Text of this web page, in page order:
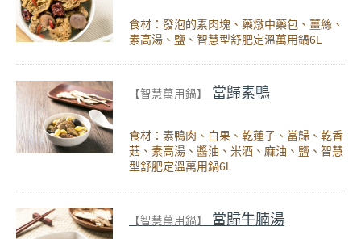
食材：發泡的素肉塊、藥燉中藥包、薑絲、
素高湯、鹽、智慧型舒肥定溫萬用鍋6L
【智慧萬用鍋】 當歸素鴨
食材：素鴨肉、白果、乾蓮子、當歸、乾香
菇、素高湯、醬油、米酒、麻油、鹽、智慧
型舒肥定溫萬用鍋6L
【智慧萬用鍋】 當歸牛腩湯